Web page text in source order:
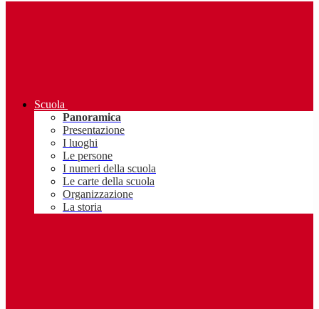
Scuola
Panoramica
Presentazione
I luoghi
Le persone
I numeri della scuola
Le carte della scuola
Organizzazione
La storia